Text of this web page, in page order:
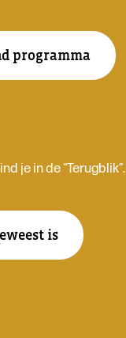
programma
je in de “Terugblik”.
is